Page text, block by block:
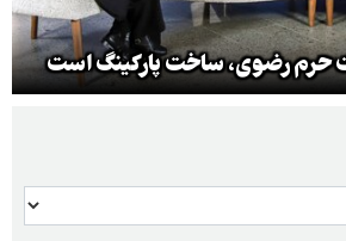
حرم رضوی، ساخت پارکینگ است